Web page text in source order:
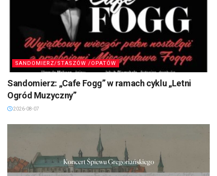
SANDOMIERZ/STASZÓW /OPATÓW
Sandomierz: „Cafe Fogg” w ramach cyklu „Letni
Ogród Muzyczny”
2026-08-07